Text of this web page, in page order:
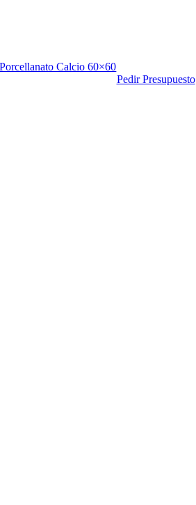
Porcellanato Calcio 60×60
Pedir Presupuesto